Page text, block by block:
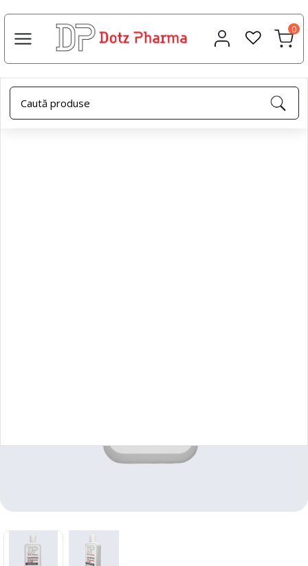
0
Acasa Şampoane
Șampon antiseboreic cu sulf, 150 ml
- Dotz Pharma